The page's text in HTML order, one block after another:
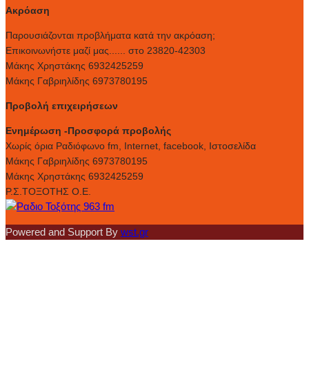
Ακρόαση
Παρουσιάζονται προβλήματα κατά την ακρόαση;
Επικοινωνήστε μαζί μας...... στο 23820-42303
Μάκης Χρηστάκης 6932425259
Μάκης Γαβριηλίδης 6973780195
Προβολή επιχειρήσεων
Ενημέρωση -Προσφορά προβολής
Xωρίς όρια Ραδιόφωνο fm, Internet, facebook, Ιστοσελίδα
Μάκης Γαβριηλίδης 6973780195
Μάκης Χρηστάκης 6932425259
Ρ.Σ.ΤΟΞΟΤΗΣ Ο.Ε.
Powered and Support By wst.gr